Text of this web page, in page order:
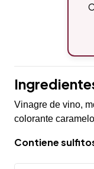
Vinagre de vino,
colorante
Contiene